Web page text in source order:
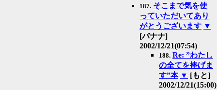
187. そこまで気を使
っていただいてあり
がとうございます ▼
[バナナ]
2002/12/21(07:54)
188. Re: ”わたし
の全てを捧げま
す”本 ▼ [もと]
2002/12/21(15:00)